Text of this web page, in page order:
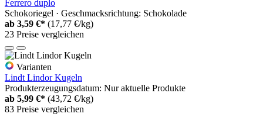
Ferrero duplo
Schokoriegel · Geschmacksrichtung: Schokolade
ab 3,59 €* (17,77 €/kg)
23 Preise vergleichen
Varianten
Lindt Lindor Kugeln
Produkterzeugungsdatum: Nur aktuelle Produkte
ab 5,99 €* (43,72 €/kg)
83 Preise vergleichen